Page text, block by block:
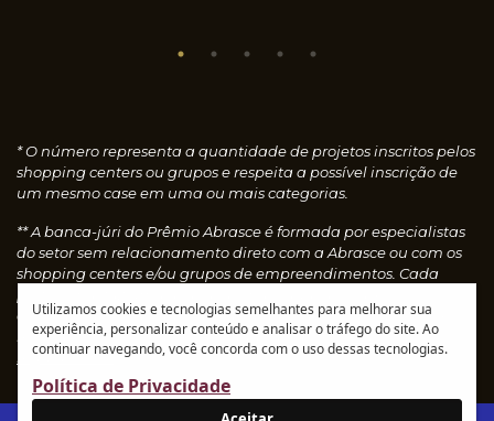
* O número representa a quantidade de projetos inscritos pelos
shopping centers ou grupos e respeita a possível inscrição de
um mesmo case em uma ou mais categorias.
** A banca-júri do Prêmio Abrasce é formada por especialistas
do setor sem relacionamento direto com a Abrasce ou com os
shopping centers e/ou grupos de empreendimentos. Cada
concedendo notas, que são calculadas automaticamente e
resultam nos vencedores de cada categoria.Leia o
regulamento
Utilizamos cookies e tecnologias semelhantes para melhorar sua
experiência, personalizar conteúdo e analisar o tráfego do site. Ao
continuar navegando, você concorda com o uso dessas tecnologias.
Política de Privacidade